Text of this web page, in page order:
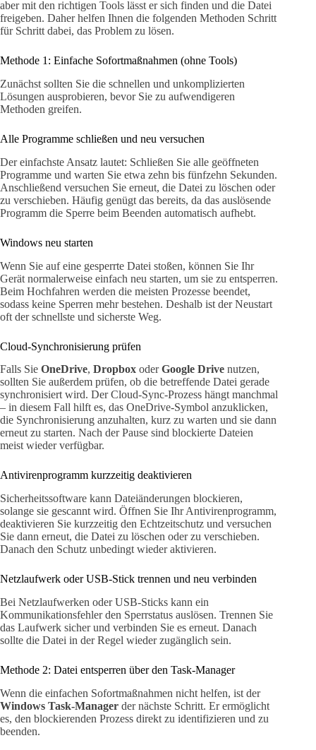
aber mit den richtigen Tools lässt er sich finden und die Datei
freigeben. Daher helfen Ihnen die folgenden Methoden Schritt
für Schritt dabei, das Problem zu lösen.
Methode 1: Einfache Sofortmaßnahmen (ohne Tools)
Zunächst sollten Sie die schnellen und unkomplizierten
Lösungen ausprobieren, bevor Sie zu aufwendigeren
Methoden greifen.
Alle Programme schließen und neu versuchen
Der einfachste Ansatz lautet: Schließen Sie alle geöffneten
Programme und warten Sie etwa zehn bis fünfzehn Sekunden.
Anschließend versuchen Sie erneut, die Datei zu löschen oder
zu verschieben. Häufig genügt das bereits, da das auslösende
Programm die Sperre beim Beenden automatisch aufhebt.
Windows neu starten
Wenn Sie auf eine gesperrte Datei stoßen, können Sie Ihr
Gerät normalerweise einfach neu starten, um sie zu entsperren.
Beim Hochfahren werden die meisten Prozesse beendet,
sodass keine Sperren mehr bestehen. Deshalb ist der Neustart
oft der schnellste und sicherste Weg.
Cloud-Synchronisierung prüfen
Falls Sie OneDrive, Dropbox oderGoogle Drive nutzen,
sollten Sie außerdem prüfen, ob die betreffende Datei gerade
synchronisiert wird. Der Cloud-Sync-Prozess hängt manchmal
– in diesem Fall hilft es, das OneDrive-Symbol anzuklicken,
die Synchronisierung anzuhalten, kurz zu warten und sie dann
erneut zu starten. Nach der Pause sind blockierte Dateien
meist wieder verfügbar.
Antivirenprogramm kurzzeitig deaktivieren
Sicherheitssoftware kann Dateiänderungen blockieren,
solange sie gescannt wird. Öffnen Sie Ihr Antivirenprogramm,
deaktivieren Sie kurzzeitig den Echtzeitschutz und versuchen
Sie dann erneut, die Datei zu löschen oder zu verschieben.
Danach den Schutz unbedingt wieder aktivieren.
Netzlaufwerk oder USB-Stick trennen und neu verbinden
Bei Netzlaufwerken oder USB-Sticks kann ein
Kommunikationsfehler den Sperrstatus auslösen. Trennen Sie
das Laufwerk sicher und verbinden Sie es erneut. Danach
sollte die Datei in der Regel wieder zugänglich sein.
Methode 2: Datei entsperren über den Task-Manager
Wenn die einfachen Sofortmaßnahmen nicht helfen, ist der
Windows Task-Manager der nächste Schritt. Er ermöglicht
es, den blockierenden Prozess direkt zu identifizieren und zu
beenden.